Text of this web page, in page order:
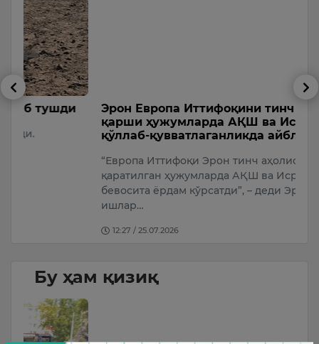
Эрон Европа Иттифоқини тинч аҳолига
қарши ҳужумларда АҚШ ва Исроилни
қўллаб-қувватлаганликда айблади
“Европа Иттифоқи Эрон тинч аҳолисига
қаратилган ҳужумларда АҚШ ва Исроилга
бевосита ёрдам кўрсатди”, – деди Эрон Ташқи
12:27 / 25.07.2026
Бу ҳам қизиқ